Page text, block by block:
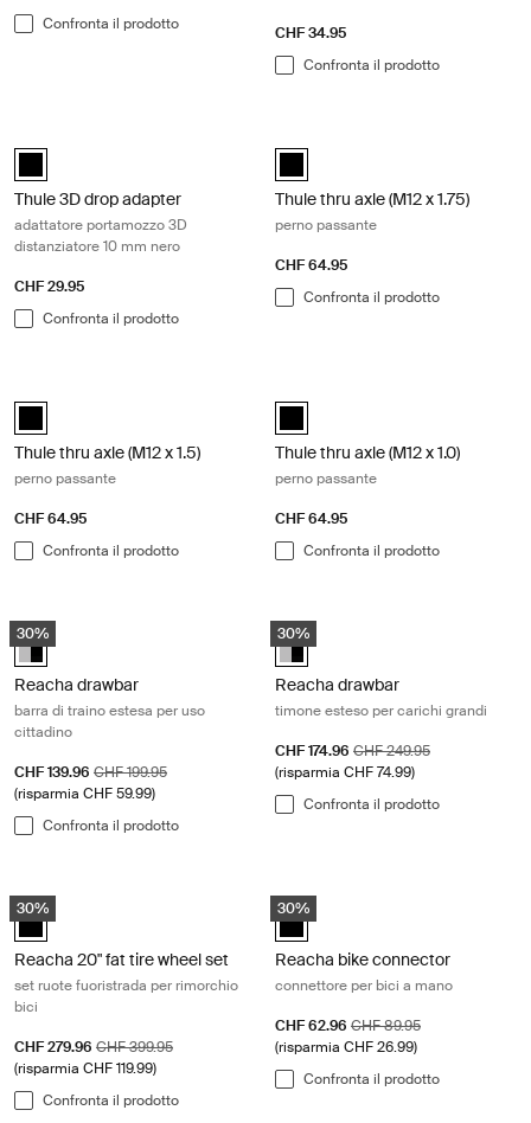
Confronta il prodotto
CHF 34.95
Confronta il prodotto
Thule 3D drop adapter - 10mm spacer Nero (selected)
Thule 3D drop adapter
adattatore portamozzo 3D
distanziatore 10 mm nero
CHF 29.95
Confronta il prodotto
black (selected)
Thule thru axle (M12 x 1.75)
perno passante
CHF 64.95
Confronta il prodotto
black (selected)
Thule thru axle (M12 x 1.5)
perno passante
CHF 64.95
Confronta il prodotto
black (selected)
Thule thru axle (M12 x 1.0)
perno passante
CHF 64.95
Confronta il prodotto
Reacha drawbar barra di traino estesa per uso cittadino Aluminum/
30%
Reacha drawbar Aluminum/Black (selected)
Reacha drawbar
barra di traino estesa per uso
cittadino
Prezzo di vendita
CHF 139.96 Prezzo originale
CHF 199.95
(risparmia CHF 59.99)
Confronta il prodotto
Reacha drawbar timone esteso
30%
Reacha drawbar Aluminum/
Reacha drawbar
timone esteso per carichi grandi
Prezzo di vendita
CHF 174.96 Prezzo originale
CHF 249.95
(risparmia CHF 74.99)
Confronta il prodotto
Reacha 20" fat tire wheel set set ruote fuoristrada per rimorchio bici
30%
Reacha 20" fat tire wheel set Nero (selected)
Reacha 20" fat tire wheel set
set ruote fuoristrada per rimorchio
bici
Prezzo di vendita
CHF 279.96 Prezzo originale
CHF 399.95
(risparmia CHF 119.99)
Confronta il prodotto
Reacha bike connector connettore
30%
Reacha bike connector Nero
Reacha bike connector
connettore per bici a mano
Prezzo di vendita
CHF 62.96 Prezzo originale
CHF 89.95
(risparmia CHF 26.99)
Confronta il prodotto